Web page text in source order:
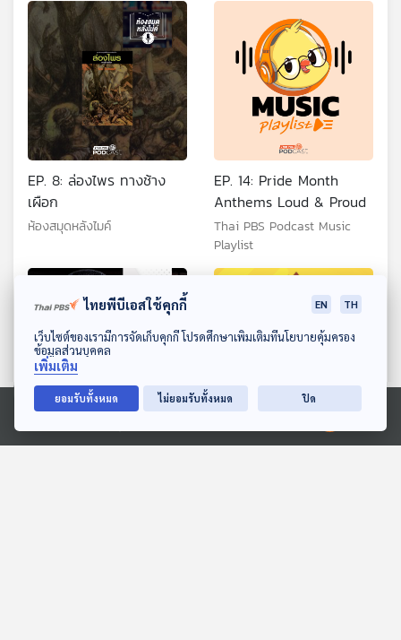
แผนที่
วิทยุ
เครือ
ข่าย
ดาวน์โหลด Thai PBS Podcast Application
Ⓒ 2020 องค์การกระจายเสียงและแพร่ภาพสาธารณะแห่งประเทศไทย
EP. 8: ล่องไพร ทางช้าง
เผือก
ห้องสมุดหลังไมค์
EP. 14: Pride Month
Anthems Loud & Proud
Thai PBS Podcast Music
Playlist
ชีวิตที่ 9 บิ๊กโจ๊ก
EP. 127: ธารรดา กัลยากิตติ
ไทยพีบีเอสใช้คุกกี้ EN TH
เว็บไซต์ของเรามีการจัดเก็บคุกกี้ โปรดศึกษาเพิ่มเติมที่นโยบายคุ้มครอง
ข้อมูลส่วนบุคคล
เพิ่มเติม
ยอมรับทั้งหมด ไม่ยอมรับทั้งหมด ปิด